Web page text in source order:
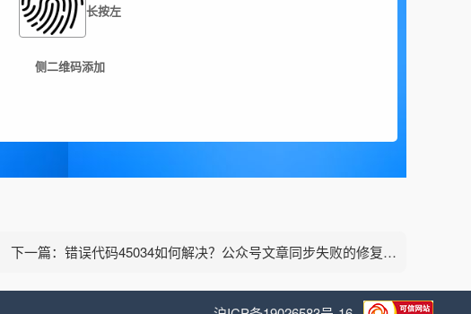
长按左
侧二维码添加
下一篇：错误代码45034如何解决？公众号文章同步失败的修复指南